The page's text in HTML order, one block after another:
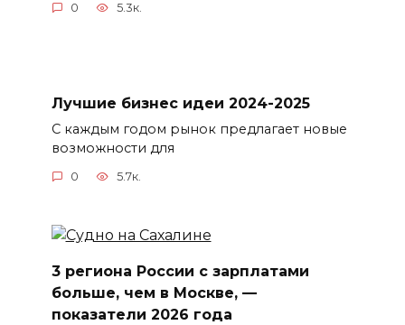
0 5.3к.
Лучшие бизнес идеи 2024-2025
С каждым годом рынок предлагает новые
возможности для
0 5.7к.
3 региона России с зарплатами
больше, чем в Москве, —
показатели 2026 года